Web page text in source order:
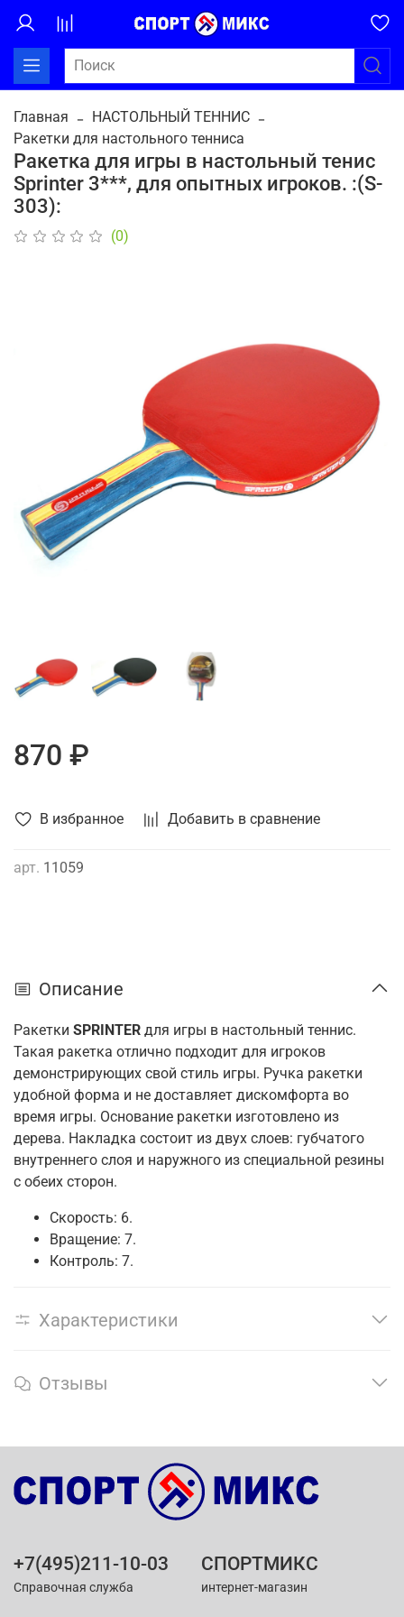
Главная
НАСТОЛЬНЫЙ ТЕННИС
Ракетки для настольного тенниса
Ракетка для игры в настольный тенис
Sprinter 3***, для опытных игроков. :(S-
303):
(0)
В избранное Добавить в сравнение
арт. 11059
870 ₽
Описание
Ракетки SPRINTER для игры в настольный теннис.
Такая ракетка отлично подходит для игроков
демонстрирующих свой стиль игры. Ручка ракетки
удобной форма и не доставляет дискомфорта во
время игры. Основание ракетки изготовлено из
дерева. Накладка состоит из двух слоев: губчатого
внутреннего слоя и наружного из специальной резины
с обеих сторон.
Скорость: 6.
Вращение: 7.
Контроль: 7.
Характеристики
Отзывы
+7(495)211-10-03
Справочная служба
СПОРТМИКС
интернет-магазин